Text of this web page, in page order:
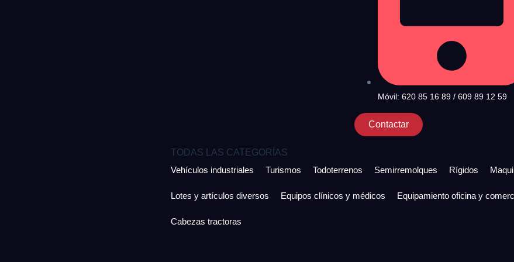
Móvil: 620 85 16 89 / 609 89 12 59
Contactar
TODAS LAS CATEGORÍAS
Vehículos industriales
Turismos Todoterrenos Semirremolques Rígidos
Lotes y artículos diversos Equipos clínicos y médicos Equipamiento oficina y
Cabezas tractoras